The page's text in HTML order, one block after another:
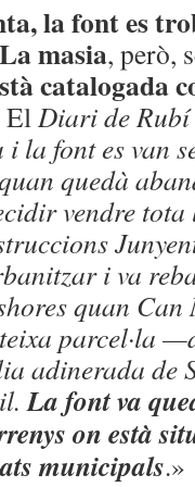
la font es
masia, però,
catalogada
ElDiari de Rubí
i la font es van
quan quedà
vendre
i va
quan
parcel·la
adinerada de
La font va
on està
municipals.»